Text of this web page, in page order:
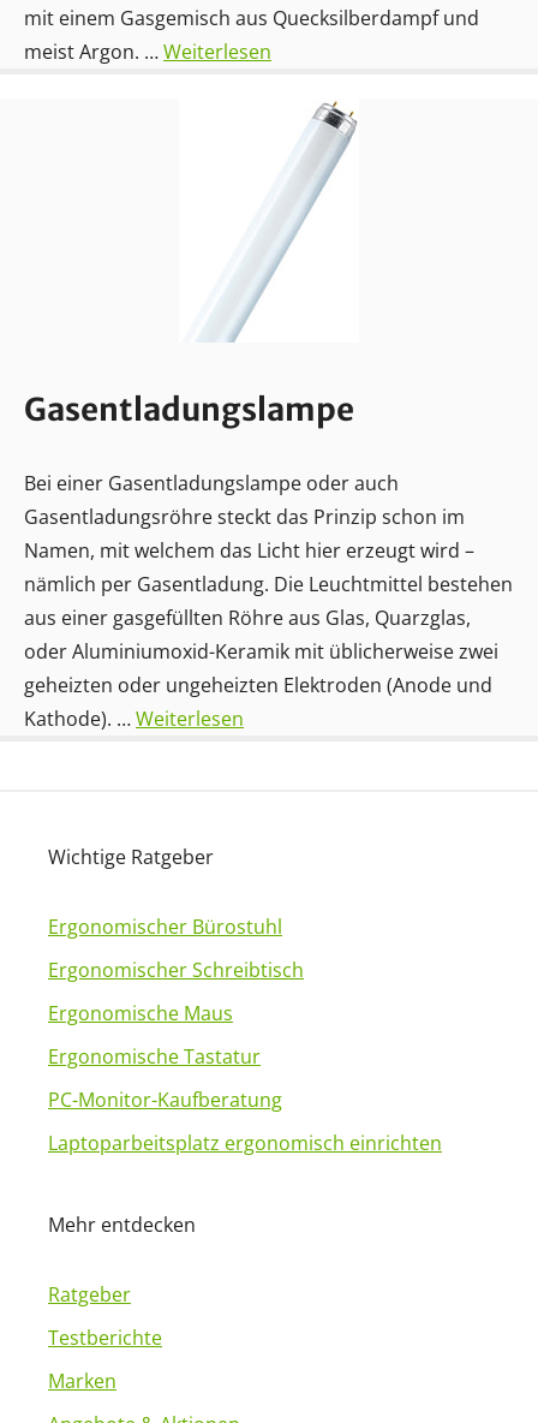
mit einem Gasgemisch aus Quecksilberdampf und
meist Argon. …Weiterlesen
Gasentladungslampe
Bei einer Gasentladungslampe oder auch
Gasentladungsröhre steckt das Prinzip schon im
Namen, mit welchem das Licht hier erzeugt wird –
nämlich per Gasentladung. Die Leuchtmittel bestehen
aus einer gasgefüllten Röhre aus Glas, Quarzglas,
oder Aluminiumoxid-Keramik mit üblicherweise zwei
geheizten oder ungeheizten Elektroden (Anode und
Kathode). …Weiterlesen
Wichtige Ratgeber
Ergonomischer Bürostuhl
Ergonomischer Schreibtisch
Ergonomische Maus
Ergonomische Tastatur
PC-Monitor-Kaufberatung
Laptoparbeitsplatz ergonomisch einrichten
Mehr entdecken
Ratgeber
Testberichte
Marken